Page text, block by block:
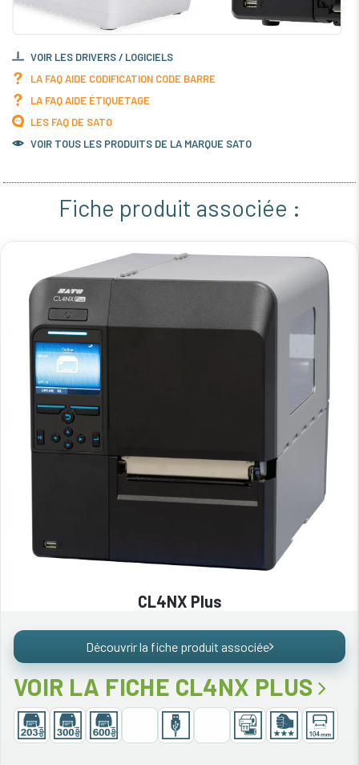
VOIR LES DRIVERS / LOGICIELS
LA FAQ AIDE CODIFICATION CODE BARRE
LA FAQ AIDE ÉTIQUETAGE
LES FAQ DE SATO
VOIR TOUS LES PRODUITS DE LA MARQUE SATO
Fiche produit associée :
CL4NX Plus
Découvrir la fiche produit associée
VOIR LA FICHE CL4NX PLUS